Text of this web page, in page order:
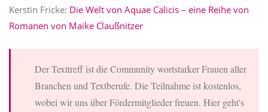
Kerstin Fricke: Die Welt von Aquae Calicis – eine Reihe von
Romanen von Maike Claußnitzer
Der Texttreff ist die Community wortstarker Frauen aller
Branchen und Textberufe. Die Teilnahme ist kostenlos,
wobei wir uns über Fördermitglieder freuen. Hier geht's